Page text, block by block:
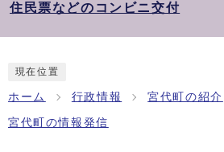
住民票などのコンビニ交付
現在位置
ホーム 行政情報 宮代町の紹介
宮代町の情報発信